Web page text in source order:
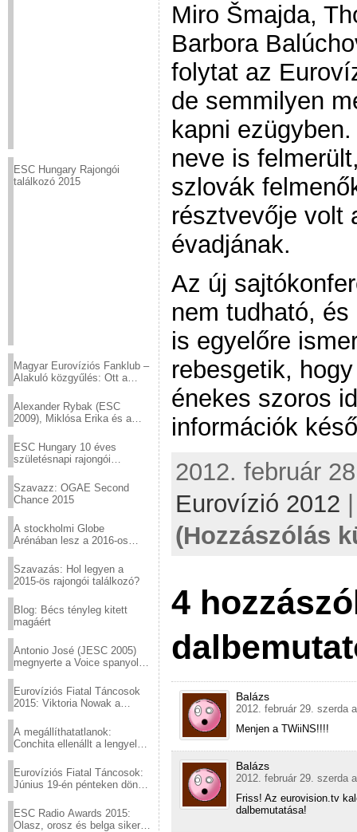
ESC Hungary Rajongói
találkozó 2015
Magyar Eurovíziós Fanklub –
Alakuló közgyűlés: Ott a
Alexander Rybak (ESC
2009), Miklósa Erika és a
sztárjai a Margitszigeten
ESC Hungary 10 éves
születésnapi rajongói
Szavazz: OGAE Second
Chance 2015
A stockholmi Globe
Arénában lesz a 2016-os
Szavazás: Hol legyen a
2015-ös rajongói találkozó?
Blog: Bécs tényleg kitett
magáért
Antonio José (JESC 2005)
megnyerte a Voice spanyol
Eurovíziós Fiatal Táncosok
2015: Viktoria Nowak a
A megállíthatatlanok:
Conchita ellenállt a lengyel
Eurovíziós Fiatal Táncosok:
Június 19-én pénteken döntő
ESC Radio Awards 2015:
Olasz, orosz és belga siker,
Miro Šmajda,
Barbora
folytat az
de semmilyen
kapni
neve is
szlovák
résztvevője volt
évadjának.
Az új
nem tudható,
is egyelőre
rebesgetik,
énekes szoros
információk
2012. február
Eurovízió 2012
(Hozzászólás
4
Balázs
2012. február 29. szerda
Menjen a TWiiNS!!!!
Balázs
2012. február 29. szerda
Friss! Az eurovision.tv
dalbemutatása!